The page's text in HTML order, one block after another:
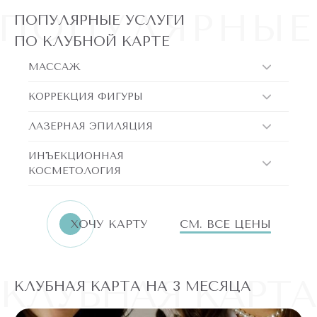
ПОПУЛЯРНЫЕ УСЛУГИ
ПО КЛУБНОЙ КАРТЕ
МАССАЖ
КОРРЕКЦИЯ ФИГУРЫ
ЛАЗЕРНАЯ ЭПИЛЯЦИЯ
ИНЪЕКЦИОННАЯ
КОСМЕТОЛОГИЯ
ХОЧУ КАРТУ СМ. ВСЕ ЦЕНЫ
КЛУБНАЯ КАРТА
КЛУБНАЯ КАРТА НА 3 МЕСЯЦА